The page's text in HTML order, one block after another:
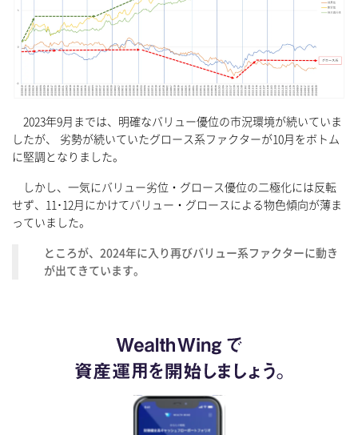
2023年9月までは、明確なバリュー優位の市況環境が続いていま
したが、 劣勢が続いていたグロース系ファクターが10月をボトム
に堅調となりました。
しかし、一気にバリュー劣位・グロース優位の二極化には反転
せず、11･12月にかけてバリュー・グロースによる物色傾向が薄ま
っていました。
ところが、2024年に入り再びバリュー系ファクターに動き
が出てきています。